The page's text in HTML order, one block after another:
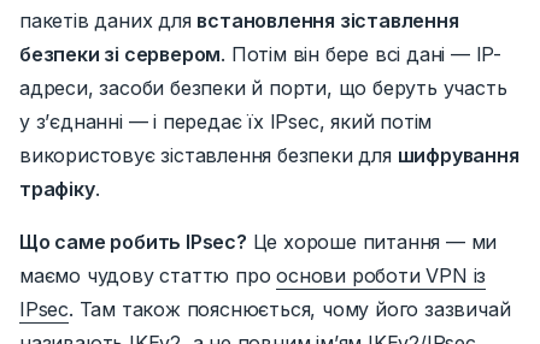
пакетів даних для встановлення зіставлення
безпеки зі сервером. Потім він бере всі дані —IP-
адреси, засоби безпеки й порти, що беруть участь
у з’єднанні— і передає їх IPsec, який потім
використовує зіставлення безпеки для шифрування
трафіку.
Що саме робить IPsec? Це хороше питання — ми
маємо чудову статтю прооснови роботи VPN із
IPsec. Там також пояснюється, чому його зазвичай